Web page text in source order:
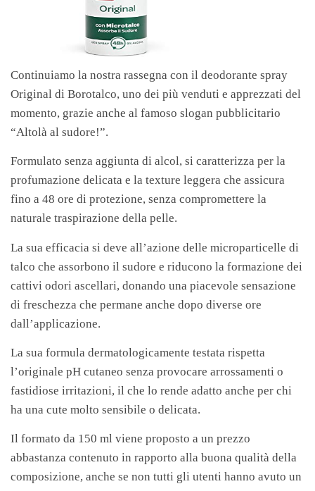
Continuiamo la nostra rassegna con il deodorante spray
Original di Borotalco, uno dei più venduti e apprezzati del
momento, grazie anche al famoso slogan pubblicitario
“Altolà al sudore!”.
Formulato senza aggiunta di alcol, si caratterizza per la
profumazione delicata e la texture leggera che assicura
fino a 48 ore di protezione, senza compromettere la
naturale traspirazione della pelle.
La sua efficacia si deve all’azione delle microparticelle di
talco che assorbono il sudore e riducono la formazione dei
cattivi odori ascellari, donando una piacevole sensazione
di freschezza che permane anche dopo diverse ore
dall’applicazione.
La sua formula dermatologicamente testata rispetta
l’originale pH cutaneo senza provocare arrossamenti o
fastidiose irritazioni, il che lo rende adatto anche per chi
ha una cute molto sensibile o delicata.
Il formato da 150 ml viene proposto a un prezzo
abbastanza contenuto in rapporto alla buona qualità della
composizione, anche se non tutti gli utenti hanno avuto un